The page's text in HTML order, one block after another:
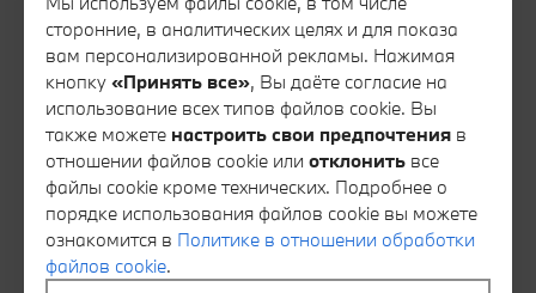
Запись на тест-драйв
Запись на сервис
Консультация специалиста финансового сервиса
Консультация специалиста отдела запасных частей
Тайный покупатель
Обратная связь
сторонние, в аналитических целях и для показа
вам персонализированной рекламы. Нажимая
кнопку «Принять все», Вы даёте согласие на
использование всех типов файлов cookie. Вы
также можете настроить свои предпочтения в
отношении файлов cookie или отклонить все
файлы cookie кроме технических. Подробнее о
порядке использования файлов cookie вы можете
ознакомится в Политике в отношении обработки
файлов cookie.